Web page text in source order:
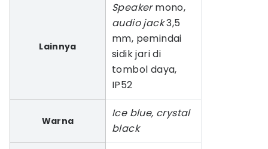
Lainnya
Speakermono,
audio jack3,5
mm, pemindai
sidik jari di
tombol daya,
IP52
Warna
Ice blue, crystal
black